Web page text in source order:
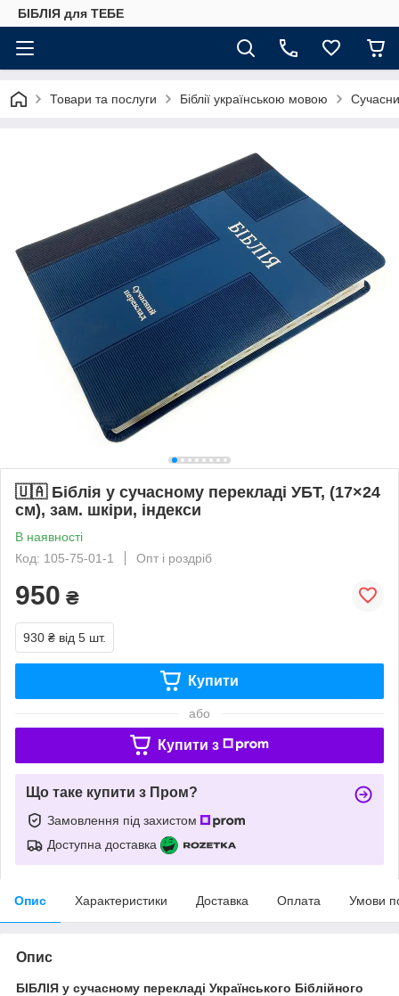
БІБЛІЯ для ТЕБЕ
Товари та послуги Біблії українською мовою
🇺🇦 Біблія у сучасному перекладі УБТ, (17×24
см), зам. шкіри, індекси
В наявності
Код: 105-75-01-1
Опт і роздріб
950 ₴
930 ₴ від 5 шт.
Купити
або
Купити з
Що таке купити з Пром?
Замовлення під захистом
Доступна доставка
Опис Характеристики Доставка Оплата Умови
Опис
БІБЛІЯ у сучасному перекладі Українського Біблійного